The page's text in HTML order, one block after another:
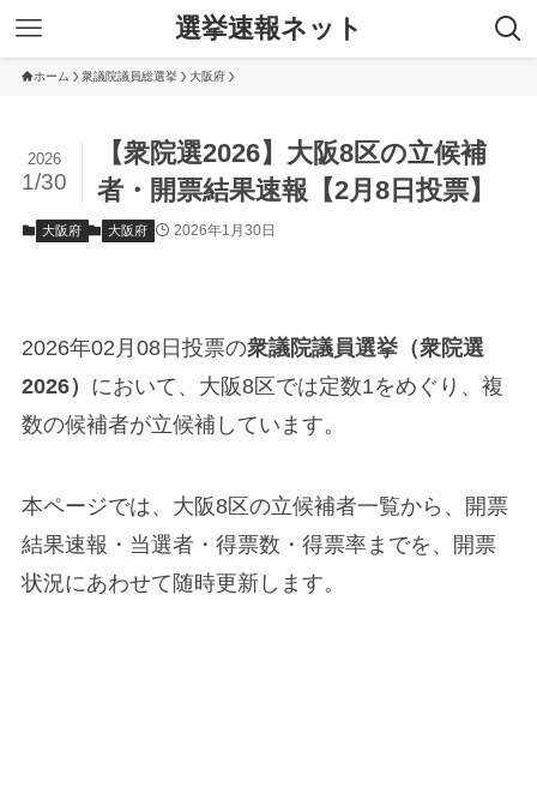
選挙速報ネット
ホーム 衆議院議員総選挙 大阪府
【衆院選2026】大阪8区の立候補
者・開票結果速報【2月8日投票】
2026
1/30
大阪府 大阪府 2026年1月30日
2026年02月08日投票の衆議院議員選挙（衆院選
2026） において、大阪8区では定数1をめぐり、複
数の候補者が立候補しています。
本ページでは、大阪8区の立候補者一覧から、開票
結果速報・当選者・得票数・得票率までを、開票
状況にあわせて随時更新します。